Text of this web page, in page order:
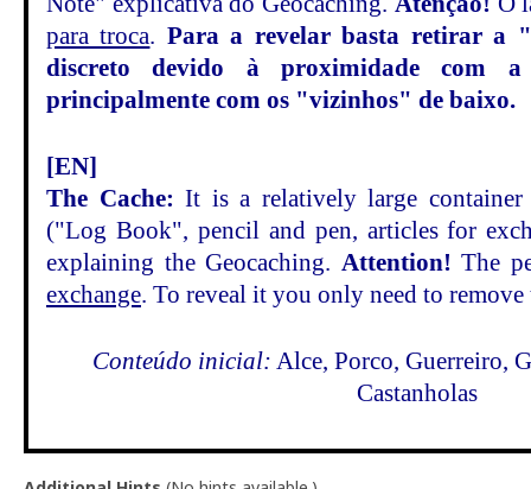
para troca. Para a revelar basta retirar a
discreto devido à proximidade com
principalmente com os "vizinhos" de baixo.
[EN]
The Cache: It is a relatively large
("Log Book", pencil and pen, articles for
explaining the Geocaching. Attention! The
exchange. To reveal it you only need to
Conteúdo inicial: Alce, Porco, Guerreiro,
Castanholas